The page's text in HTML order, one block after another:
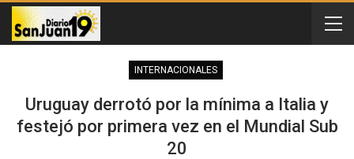
INTERNACIONALES
Uruguay derrotó por la mínima a Italia y
festejó por primera vez en el Mundial Sub
20